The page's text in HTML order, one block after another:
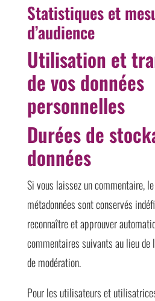
Statistiques et
d’audience
Utilisation et
de vos données
personnelles
Durées de
données
Si vous laissez un commentaire,
métadonnées sont conservés
reconnaître et approuver
commentaires suivants au lieu
de modération.
Pour les utilisateurs et